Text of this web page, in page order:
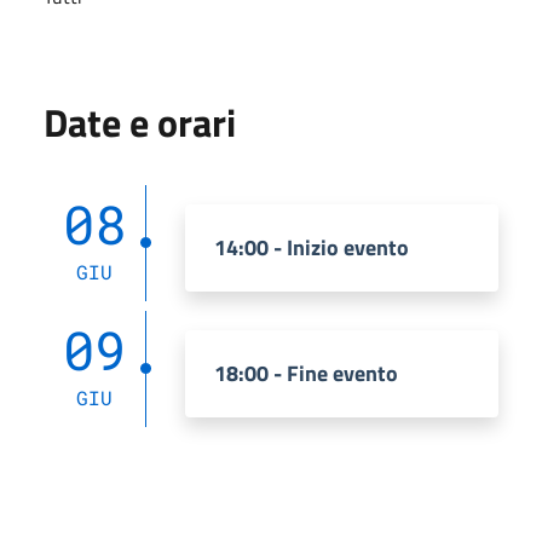
Date e orari
08
GIU
14:00 - Inizio evento
09
GIU
18:00 - Fine evento